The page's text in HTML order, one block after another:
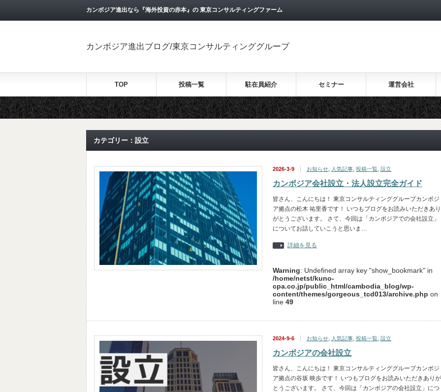
カンボジア進出なら『海外投資の赤本』の 東京コンサルティングファーム
カンボジア進出ブログ/東京コンサルティンググループ
TOP 投稿一覧 駐在員紹介 セミナー 運営会社
カテゴリー：設立
2026-3-9 お知らせ 人気記事 投稿一覧 設立
カンボジア会社設立・法人設立完全ガイド
皆さん、こんにちは！ 東京コンサルティンググループカンボジ
ア拠点の松木 祐里香です！ いつもブログをお読みいただきあり
がとうございます。 さて、今回は「カンボジアでの会社設立」
についてお話していこうと思いま…
詳細を見る
Warning: Undefined array key "show_bookmark" in
/home/netst/kuno-
cpa.co.jp/public_html/cambodia_blog/wp-
content/themes/gorgeous_tcd013/archive.php on
line 49
2024-9-6 お知らせ 人気記事 投稿一覧 設立
カンボジアの会社設立
皆さん、こんにちは！ 東京コンサルティンググループカンボジ
ア拠点の谷坂 映歩です！ いつもブログをお読みいただきありが
とうございます。 さて、今回は「カンボジアの会社設立」につ